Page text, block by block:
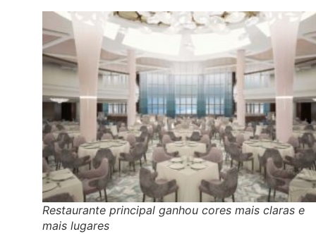
Restaurante principal ganhou cores mais claras e
mais lugares